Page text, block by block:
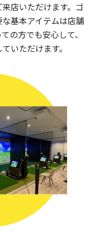
店いただけます。 ゴ
基本アイテムは店舗
の方でも安心して、
いただけます。